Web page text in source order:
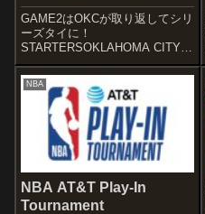
SAS May 22, 2026
GAME2はOKCが取り返してシリ
ーズタイに！
STARTERSOKLAHOMA CITY
THUNDERIt's time ⚡️@Kia
Electric Starting Lineups
pic.twitter.com/MNzSXxkrz...
NBA
NBA AT&T Play-In
Tournament